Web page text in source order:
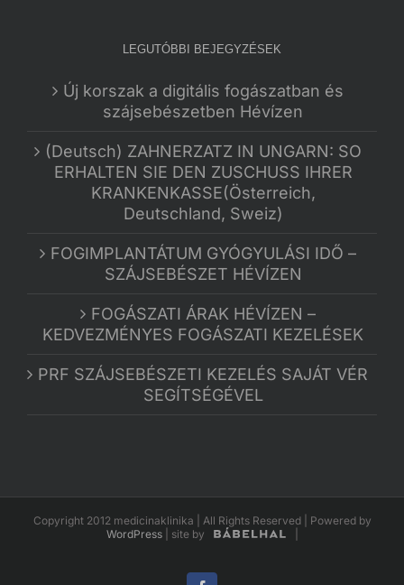
LEGUTÓBBI BEJEGYZÉSEK
Új korszak a digitális fogászatban és
szájsebészetben Hévízen
(Deutsch) ZAHNERZATZ IN UNGARN: SO
ERHALTEN SIE DEN ZUSCHUSS IHRER
KRANKENKASSE(Österreich,
Deutschland, Sweiz)
FOGIMPLANTÁTUM GYÓGYULÁSI IDŐ –
SZÁJSEBÉSZET HÉVÍZEN
FOGÁSZATI ÁRAK HÉVÍZEN –
KEDVEZMÉNYES FOGÁSZATI KEZELÉSEK
PRF SZÁJSEBÉSZETI KEZELÉS SAJÁT VÉR
SEGÍTSÉGÉVEL
Copyright 2012 medicinaklinika | All Rights Reserved | Powered by
WordPress| site by